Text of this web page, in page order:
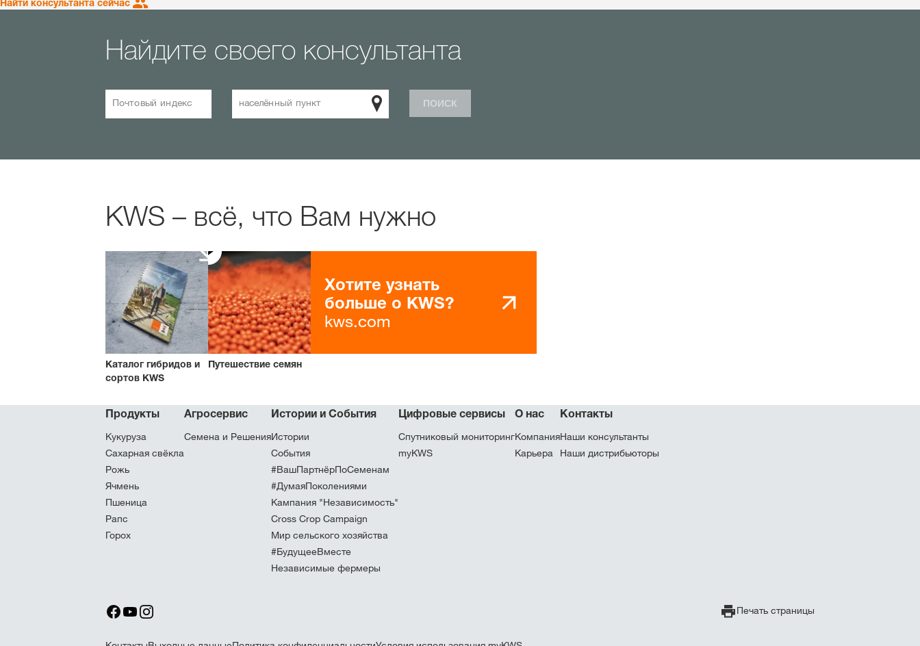
Найдите своего консультанта
Почтовый индекс населённый пункт ПОИСК
KWS – всё, что Вам нужно
Каталог гибридов и
сортов KWS
Путешествие семян
Хотите узнать
больше о KWS?
kws.com
Продукты
Кукуруза
Сахарная свёкла
Рожь
Ячмень
Пшеница
Рапс
Горох
Агросервис
Семена и Решения
Истории и События
Истории
События
#ВашПартнёрПоСеменам
#ДумаяПоколениями
Кампания "Независимость"
Cross Crop Campaign
Мир сельского хозяйства
#БудущееВместе
Независимые фермеры
Цифровые сервисы
Спутниковый мониторинг
myKWS
О нас
Компания
Карьера
Контакты
Наши консультанты
Наши дистрибьюторы
Печать страницы